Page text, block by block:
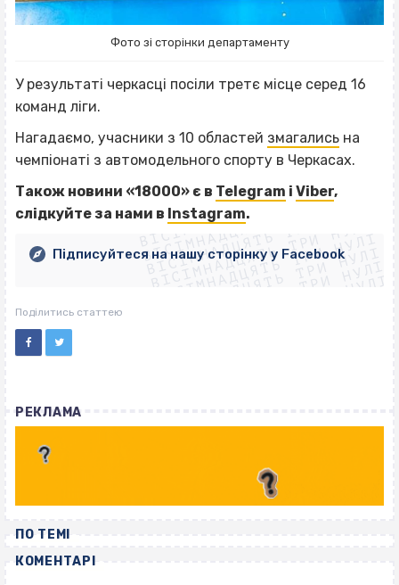
Фото зі сторінки департаменту
У результаті черкасці посіли третє місце серед 16
команд ліги.
Нагадаємо, учасники з 10 областей змагались на
чемпіонаті з автомодельного спорту в Черкасах.
Також новини «18000» є в Telegram і Viber,
слідкуйте за нами в Instagram.
ВІСІМНАДЦЯТЬ ТРИ НУЛІ
ВІСІМНАДЦЯТЬ ТРИ НУЛІ
ВІСІМНАДЦЯТЬ ТРИ НУЛІ
ВІСІМНАДЦЯТЬ ТРИ НУЛІ
ВІСІМНАДЦЯТЬ ТРИ НУЛІ
ВІСІМНАДЦЯТЬ ТРИ НУЛІ
ВІСІМНАДЦЯТЬ ТРИ НУЛІ
ВІСІМНАДЦЯТЬ ТРИ НУЛІ
Підписуйтеся на нашу сторінку у Facebook
Поділитись статтею
РЕКЛАМА
ПО ТЕМІ
КОМЕНТАРІ